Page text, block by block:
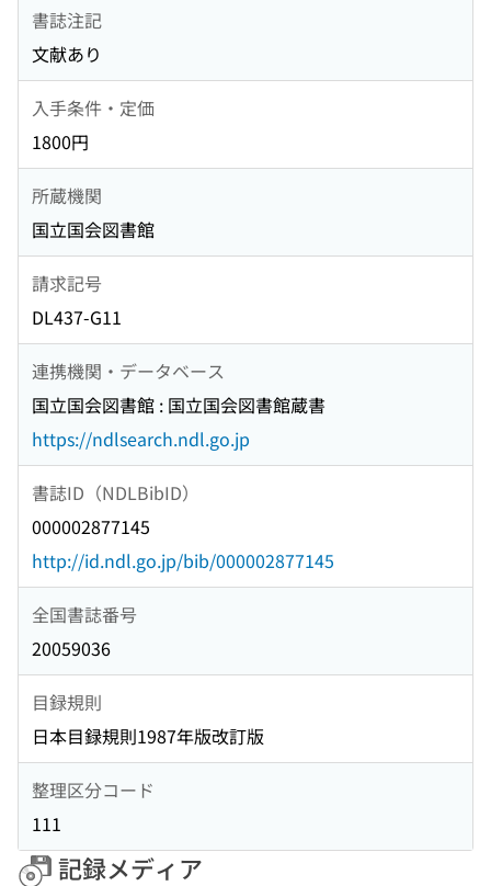
書誌注記
文献あり
入手条件・定価
1800円
所蔵機関
国立国会図書館
請求記号
DL437-G11
連携機関・データベース
国立国会図書館 : 国立国会図書館蔵書
https://ndlsearch.ndl.go.jp
書誌ID（NDLBibID）
000002877145
http://id.ndl.go.jp/bib/000002877145
全国書誌番号
20059036
目録規則
日本目録規則1987年版改訂版
整理区分コード
111
記録メディア